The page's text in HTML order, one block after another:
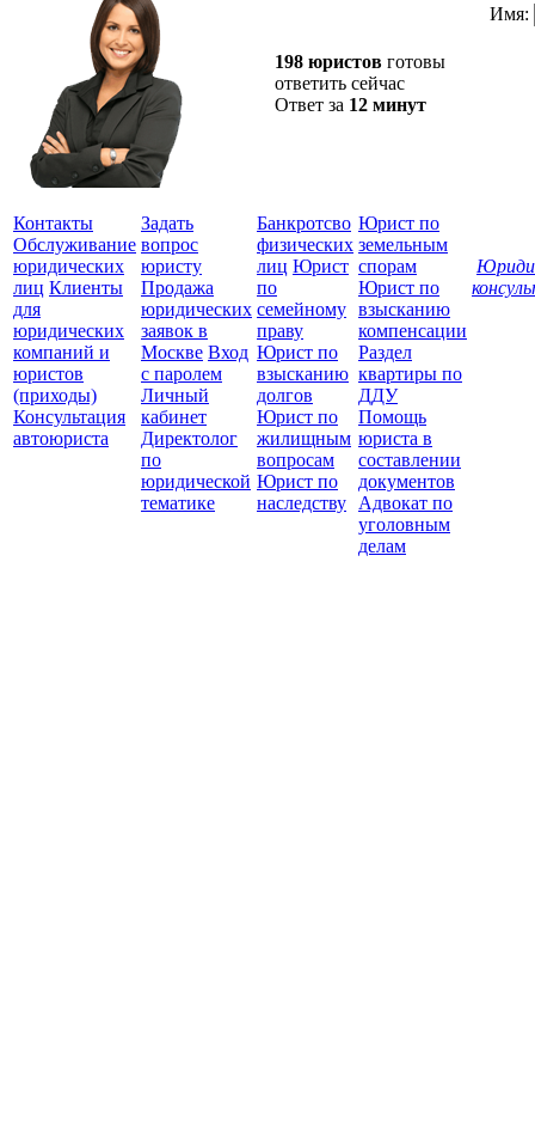
198 юристов готовы
ответить сейчас
Ответ за 12 минут
Имя:
Контакты
Обслуживание
юридических
лиц Клиенты
для
юридических
компаний и
юристов
(приходы)
Консультация
автоюриста
Задать
вопрос
юристу
Продажа
юридических
заявок в
Москве Вход
с паролем
Личный
кабинет
Директолог
по
юридической
тематике
Банкротсво
физических
лиц Юрист
по
семейному
праву
Юрист по
взысканию
долгов
Юрист по
жилищным
вопросам
Юрист по
наследству
Юрист по
земельным
спорам
Юрист по
взысканию
компенсации
Раздел
квартиры по
ДДУ
Помощь
юриста в
составлении
документов
Адвокат по
уголовным
делам